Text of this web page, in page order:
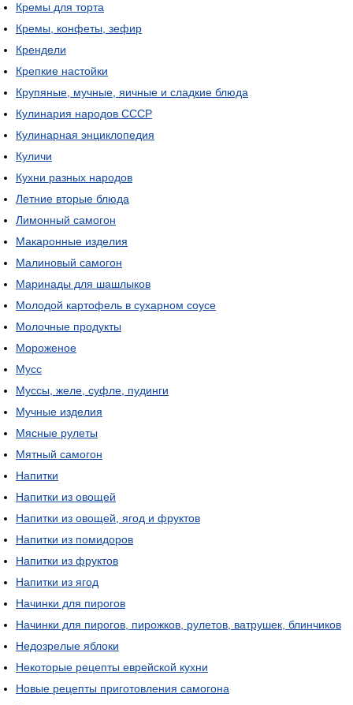
Кремы для торта
Кремы, конфеты, зефир
Крендели
Крепкие настойки
Крупяные, мучные, яичные и сладкие блюда
Кулинария народов СССР
Кулинарная энциклопедия
Куличи
Кухни разных народов
Летние вторые блюда
Лимонный самогон
Макаронные изделия
Малиновый самогон
Маринады для шашлыков
Молодой картофель в сухарном соусе
Молочные продукты
Мороженое
Мусс
Муссы, желе, суфле, пудинги
Мучные изделия
Мясные рулеты
Мятный самогон
Напитки
Напитки из овощей
Напитки из овощей, ягод и фруктов
Напитки из помидоров
Напитки из фруктов
Напитки из ягод
Начинки для пирогов
Начинки для пирогов, пирожков, рулетов, ватрушек, блинчиков
Недозрелые яблоки
Некоторые рецепты еврейской кухни
Новые рецепты приготовления самогона